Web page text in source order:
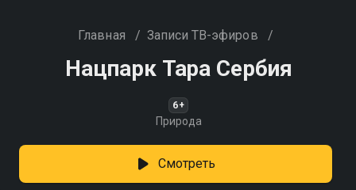
Главная / Записи ТВ-эфиров /
Нацпарк Тара Сербия
6+
Природа
Смотреть